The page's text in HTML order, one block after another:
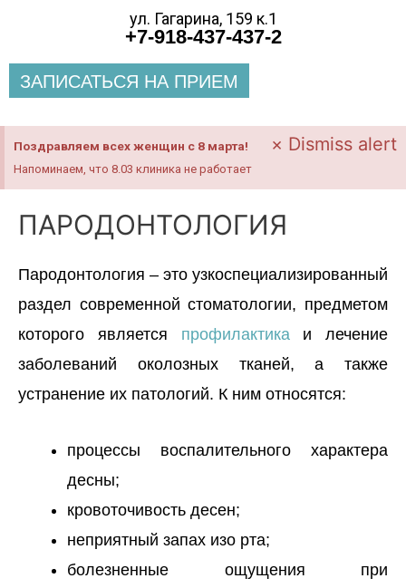
ул. Гагарина, 159 к.1
+7-918-437-437-2
ЗАПИСАТЬСЯ НА ПРИЕМ
Поздравляем всех женщин с 8 марта!
Напоминаем, что 8.03 клиника не работает
× Dismiss alert
ПАРОДОНТОЛОГИЯ
Пародонтология – это узкоспециализированный
раздел современной стоматологии, предметом
которого является профилактикаи лечение
заболеваний околозных тканей, а также
устранение их патологий. К ним относятся:
процессы воспалительного характера
десны;
кровоточивость десен;
неприятный запах изо рта;
болезненные ощущения при